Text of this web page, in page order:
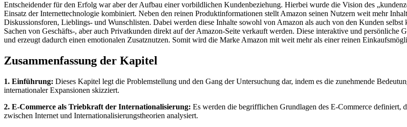
Entscheidender für den Erfolg war aber der Aufbau einer vorbildlichen Kundenbeziehung. Hierbei wurde die Vision des
Einsatz der Internettechnologie kombiniert. Neben den reinen Produktinformationen stellt Amazon seinen Nutzern weit mehr
Diskussionsforen, Lieblings- und Wunschlisten. Dabei werden diese Inhalte sowohl von Amazon als auch von den Kunden
Sachen von Geschäfts-, aber auch Privatkunden direkt auf der Amazon-Seite verkauft werden. Diese interaktive und persönliche
und erzeugt dadurch einen emotionalen Zusatznutzen. Somit wird die Marke Amazon mit weit mehr als einer reinen
Zusammenfassung der Kapitel
1. Einführung: Dieses Kapitel legt die Problemstellung und den Gang der Untersuchung dar, indem es die zunehmende
internationaler Expansionen skizziert.
2. E-Commerce als Triebkraft der Internationalisierung: Es werden die begrifflichen Grundlagen des E-Commerce definiert,
zwischen Internet und Internationalisierungstheorien analysiert.